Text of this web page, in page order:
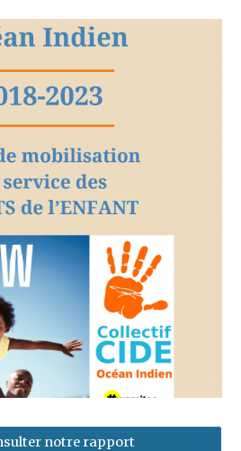
notre rapport